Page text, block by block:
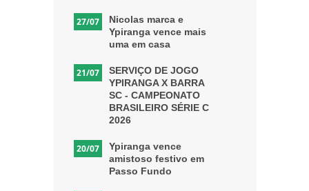
27/07
Nicolas marca e
Ypiranga vence mais
uma em casa
21/07
SERVIÇO DE JOGO
YPIRANGA X BARRA
SC - CAMPEONATO
BRASILEIRO SÉRIE C
2026
20/07
Ypiranga vence
amistoso festivo em
Passo Fundo